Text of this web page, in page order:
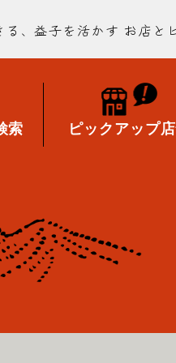
る、益子を活かす お店と
索 ピックアップ